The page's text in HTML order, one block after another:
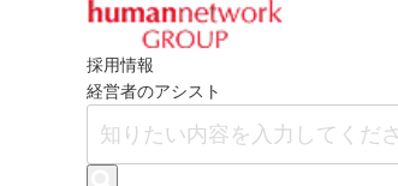
採用情報
経営者のアシスト